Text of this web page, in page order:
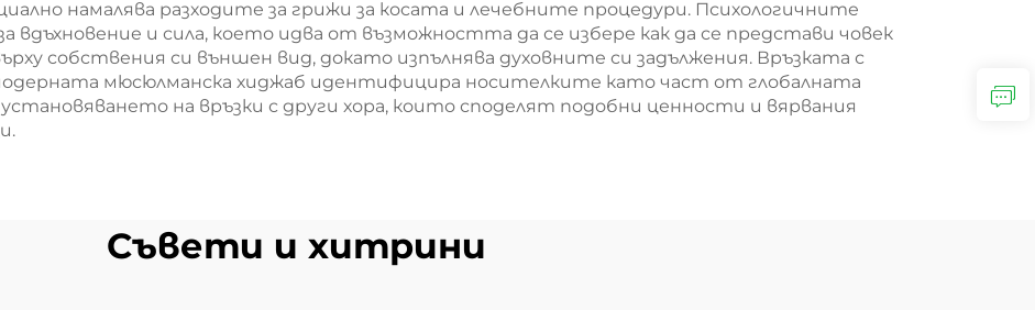
намалява разходите за грижи за косата и лечебните процедури. Психологичните
и сила, което идва от възможността да се избере как да се представи човек
собствения си външен вид, докато изпълнява духовните си задължения. Връзката с
мюсюлманска хиджаб идентифицира носителките като част от глобалната
на връзки с други хора, които споделят подобни ценности и вярвания
Съвети и хитрини